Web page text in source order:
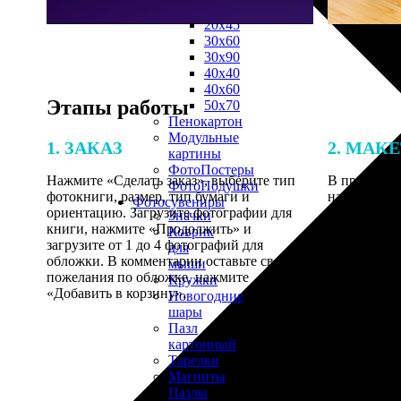
20х45
30х60
30х90
40х40
40х60
50х70
Пенокартон
Модульные
картины
ФотоПостеры
ФотоПодушки
Фотоcувениры
Значки
Коврик
для
мыши
Кружки
Новогодние
шары
Пазл
картонный
Тарелки
Магниты
Пазлы
Этапы работы
1. ЗАКАЗ
Нажмите «Сделать заказ», выберите тип
фотокниги, размер, тип бумаги и
ориентацию. Загрузите фотографии для
книги, нажмите «Продолжить» и
загрузите от 1 до 4 фотографий для
обложки. В комментарии оставьте свои
пожелания по обложке, нажмите
«Добавить в корзину».
2.
В процессе
наши